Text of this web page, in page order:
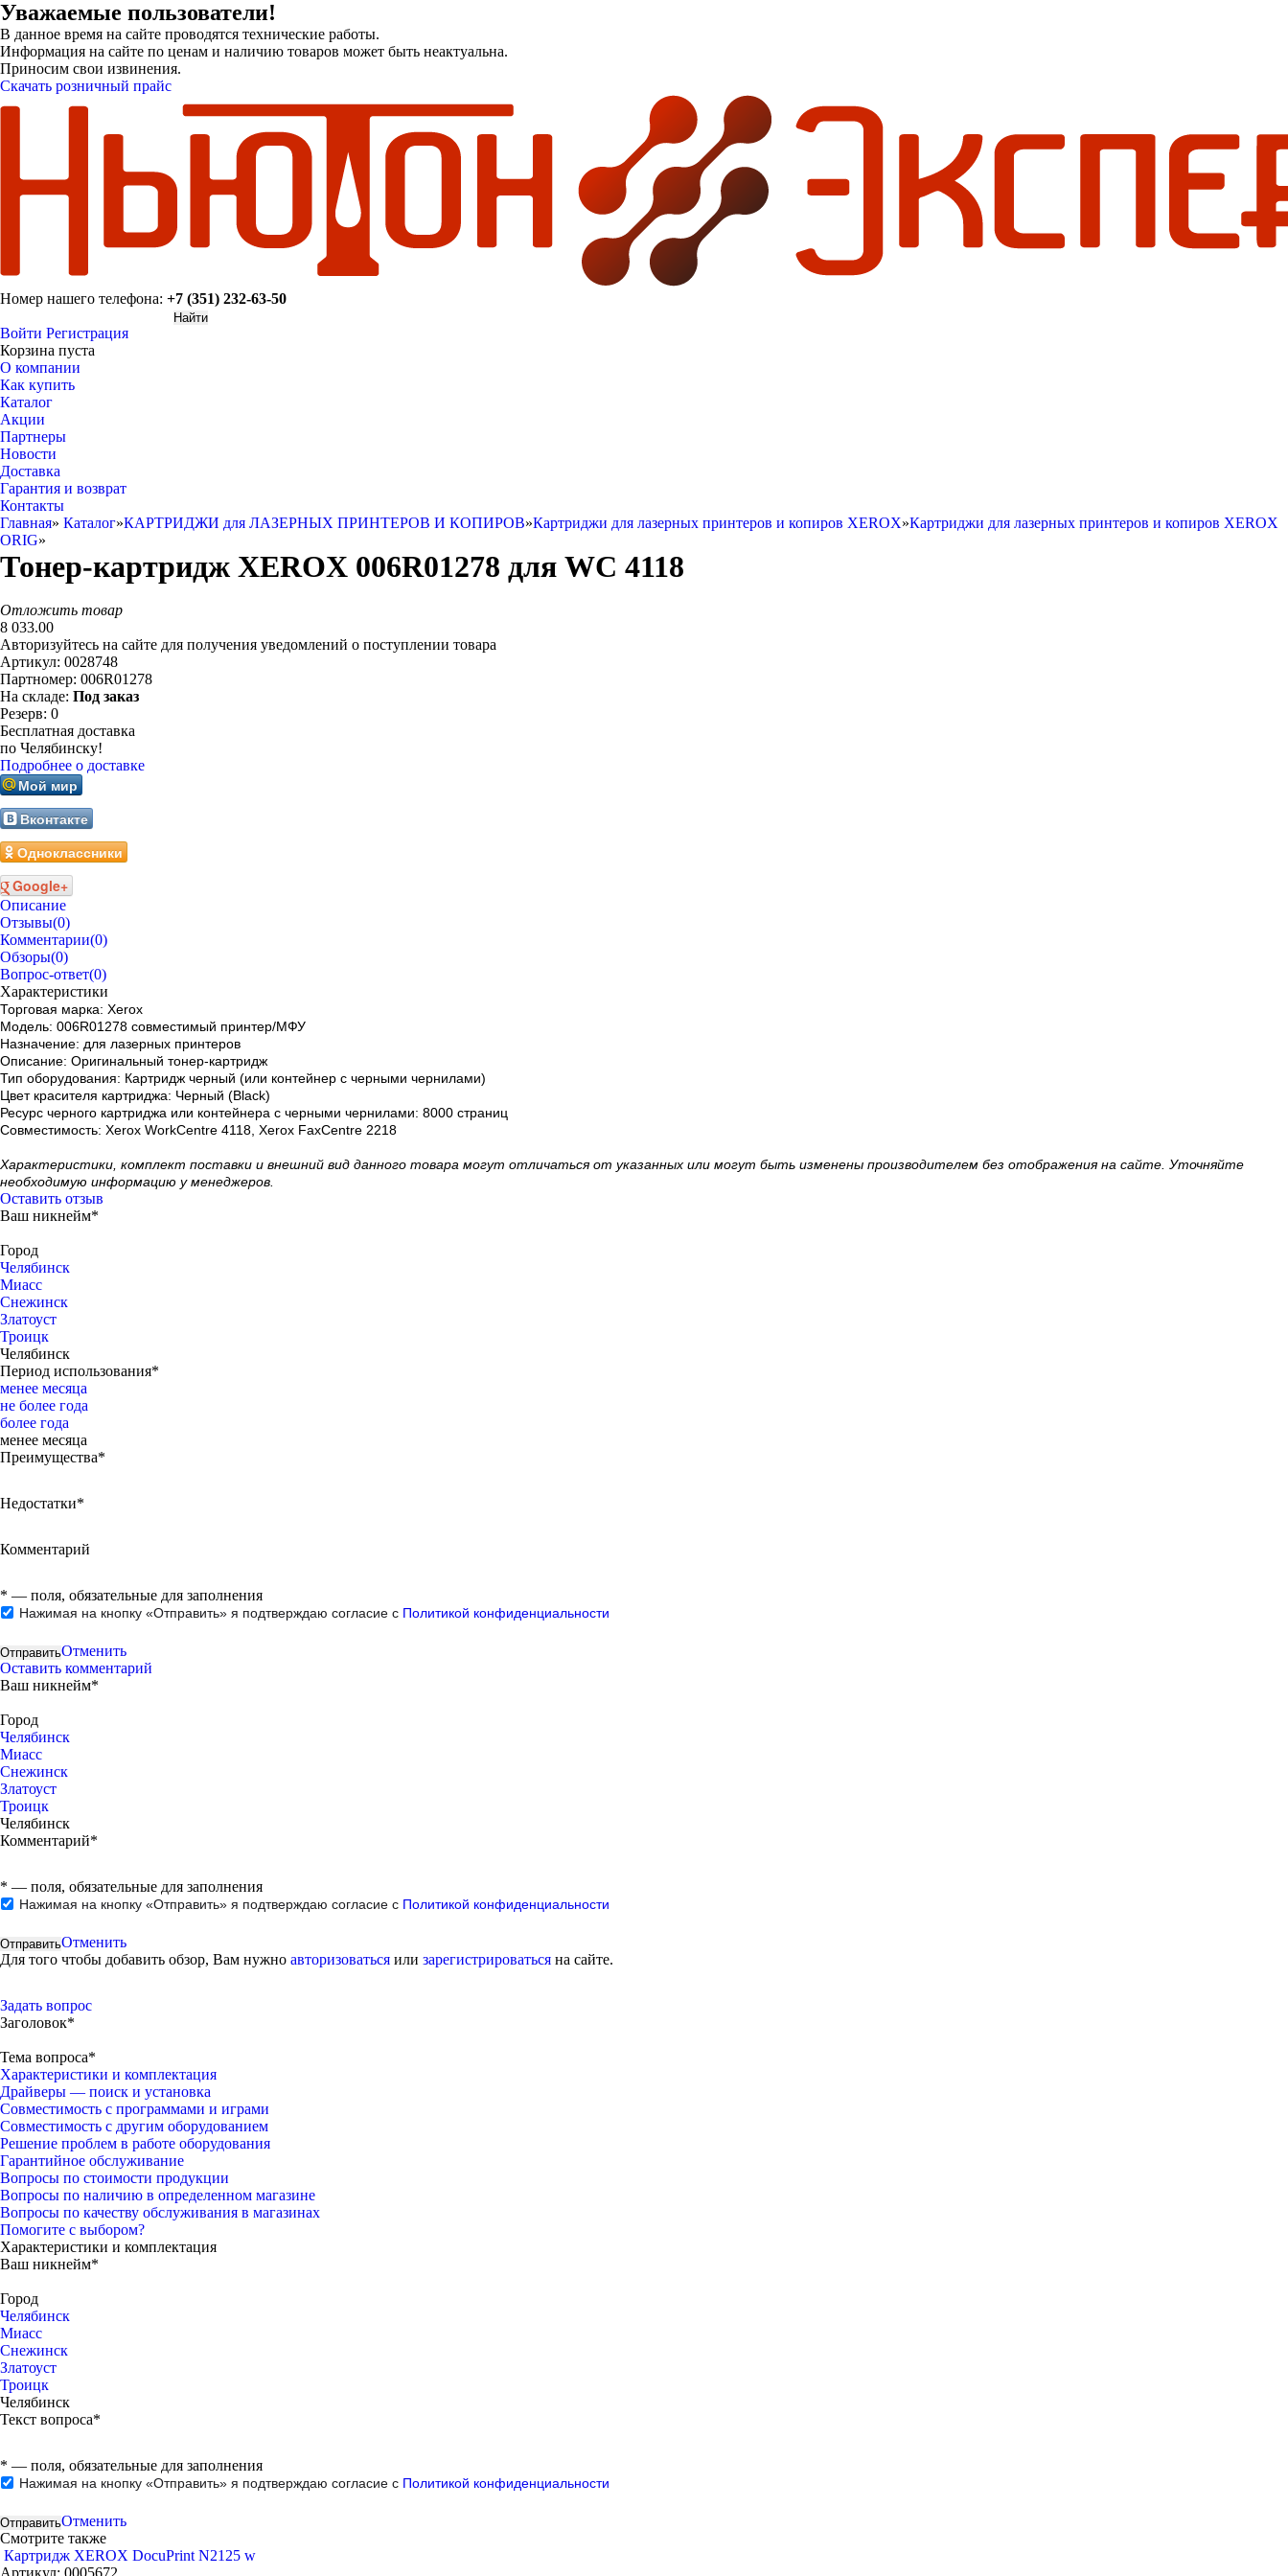
Уважаемые пользователи!
В данное время на сайте проводятся технические работы.
Информация на сайте по ценам и наличию товаров может быть неактуальна.
Приносим свои извинения.
Скачать розничный прайс
Номер нашего телефона: +7 (351) 232-63-50
Войти Регистрация
Корзина пуста
О компании
Как купить
Каталог
Акции
Партнеры
Новости
Доставка
Гарантия и возврат
Контакты
Главная» Каталог»КАРТРИДЖИ для ЛАЗЕРНЫХ ПРИНТЕРОВ И КОПИРОВ»Картриджи для лазерных принтеров и копиров XEROX»Картриджи для лазерных принтеров и копиров XEROX
ORIG»
Тонер-картридж XEROX 006R01278 для WC 4118
Отложить товар
8 033.00
Авторизуйтесь на сайте для получения уведомлений о поступлении товара
Артикул: 0028748
Партномер: 006R01278
На складе: Под заказ
Резерв: 0
Бесплатная доставка
по Челябинску!
Подробнее о доставке
Мой мир
Вконтакте
Одноклассники
Google+
Описание
Отзывы(0)
Комментарии(0)
Обзоры(0)
Вопрос-ответ(0)
Характеристики
Торговая марка: Xerox
Модель: 006R01278 совместимый принтер/МФУ
Назначение: для лазерных принтеров
Описание: Оригинальный тонер-картридж
Тип оборудования: Картридж черный (или контейнер с черными чернилами)
Цвет красителя картриджа: Черный (Black)
Ресурс черного картриджа или контейнера с черными чернилами: 8000 страниц
Совместимость: Xerox WorkCentre 4118, Xerox FaxCentre 2218
Xарактеристики, комплект поставки и внешний вид данного товара могут отличаться от указанных или могут быть изменены производителем без отображения на сайте. Уточняйте
необходимую информацию у менеджеров.
Оставить отзыв
Ваш никнейм*
Город
Челябинск
Миасс
Снежинск
Златоуст
Троицк
Челябинск
Период использования*
менее месяца
не более года
более года
менее месяца
Преимущества*
Недостатки*
Комментарий
* — поля, обязательные для заполнения
Нажимая на кнопку «Отправить» я подтверждаю согласие с Политикой конфиденциальности
Отменить
Оставить комментарий
Ваш никнейм*
Город
Челябинск
Миасс
Снежинск
Златоуст
Троицк
Челябинск
Комментарий*
* — поля, обязательные для заполнения
Нажимая на кнопку «Отправить» я подтверждаю согласие с Политикой конфиденциальности
Отменить
Для того чтобы добавить обзор, Вам нужно авторизоваться или зарегистрироваться на сайте.
Задать вопрос
Заголовок*
Тема вопроса*
Характеристики и комплектация
Драйверы — поиск и установка
Совместимость с программами и играми
Совместимость с другим оборудованием
Решение проблем в работе оборудования
Гарантийное обслуживание
Вопросы по стоимости продукции
Вопросы по наличию в определенном магазине
Вопросы по качеству обслуживания в магазинах
Помогите с выбором?
Характеристики и комплектация
Ваш никнейм*
Город
Челябинск
Миасс
Снежинск
Златоуст
Троицк
Челябинск
Текст вопроса*
* — поля, обязательные для заполнения
Нажимая на кнопку «Отправить» я подтверждаю согласие с Политикой конфиденциальности
Отменить
Смотрите также
Картридж XEROX DocuPrint N2125 w
Артикул: 0005672